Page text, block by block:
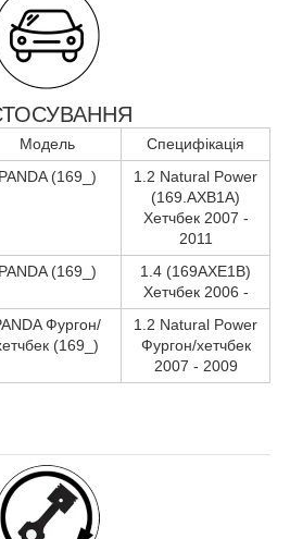
Модель
Специфікація
PANDA (169_)
1.2 Natural Power
(169.AXB1A)
Хетчбек 2007 -
2011
PANDA (169_)
1.4 (169AXE1B)
Хетчбек 2006 -
Фургон/
(169_)
1.2 Natural Power
Фургон/хетчбек
2007 - 2009